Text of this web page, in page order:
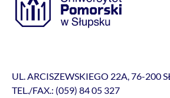
UL. ARCISZEWSKIEGO 22A, 76-200
TEL./FAX.: (059) 84 05 327